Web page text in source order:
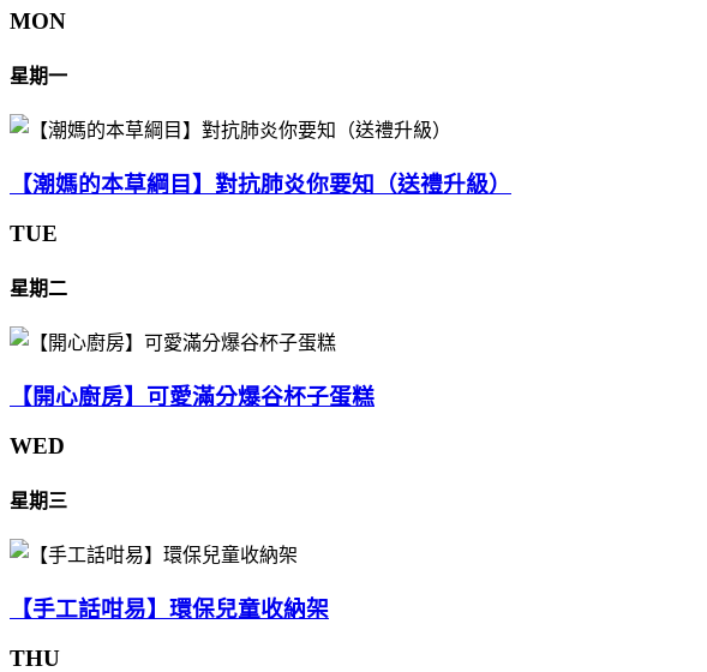
MON
星期一
【潮媽的本草綱目】對抗肺炎你要知（送禮升級）
TUE
星期二
【開心廚房】可愛滿分爆谷杯子蛋糕
WED
星期三
【手工話咁易】環保兒童收納架
THU